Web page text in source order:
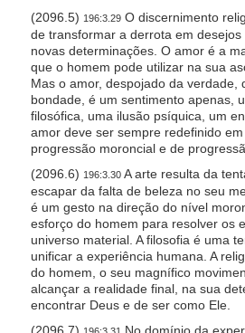
(2096.5) 196:3.29O discernimento
de transformar a derrota em
novas determinações. O amor é a
que o homem pode utilizar na sua
Mas o amor, despojado da verdade,
bondade, é um sentimento apenas,
filosófica, uma ilusão psíquica, um
amor deve ser sempre redefinido
progressão moroncial e de
(2096.6) 196:3.30A arte resulta da
escapar da falta de beleza no seu
é um gesto na direção do nível
esforço do homem para resolver os
universo material. A filosofia é uma
unificar a experiência humana. A
do homem, o seu magnífico
alcançar a realidade final, na sua
encontrar Deus e de ser como Ele.